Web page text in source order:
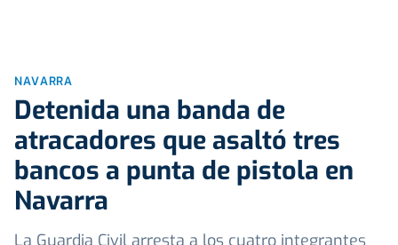
NAVARRA
Detenida una banda de
atracadores que asaltó tres
bancos a punta de pistola en
Navarra
La Guardia Civil arresta a los cuatro integrantes